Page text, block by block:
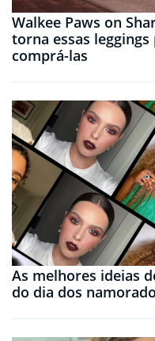
Walkee Paws on
torna essas leggings
comprá-las
As melhores ideias
do dia dos